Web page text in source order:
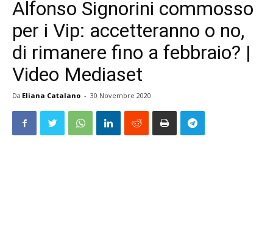
Alfonso Signorini commosso
per i Vip: accetteranno o no,
di rimanere fino a febbraio? |
Video Mediaset
Da Eliana Catalano - 30 Novembre 2020